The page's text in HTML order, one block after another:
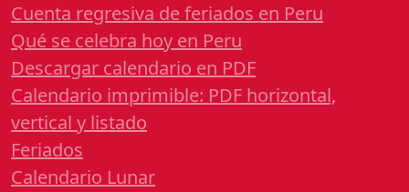
Cuenta regresiva de feriados en Peru
Qué se celebra hoy en Peru
Descargar calendario en PDF
Calendario imprimible: PDF horizontal,
vertical y listado
Feriados
Calendario Lunar